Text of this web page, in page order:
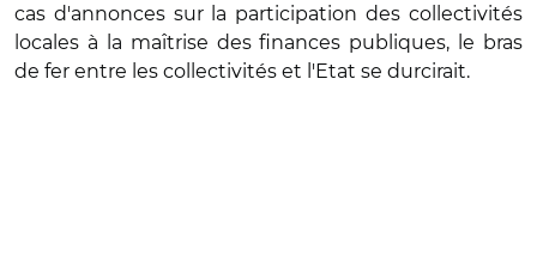
cas d'annonces sur la participation des collectivités
locales à la maîtrise des finances publiques, le bras
de fer entre les collectivités et l'Etat se durcirait.